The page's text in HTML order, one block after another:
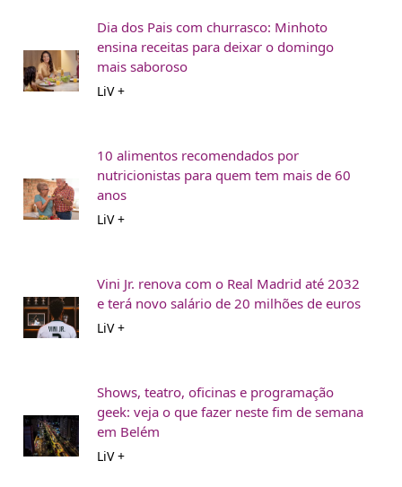
Dia dos Pais com churrasco: Minhoto
ensina receitas para deixar o domingo
mais saboroso
LiV +
10 alimentos recomendados por
nutricionistas para quem tem mais de 60
anos
LiV +
Vini Jr. renova com o Real Madrid até 2032
e terá novo salário de 20 milhões de euros
LiV +
Shows, teatro, oficinas e programação
geek: veja o que fazer neste fim de semana
em Belém
LiV +